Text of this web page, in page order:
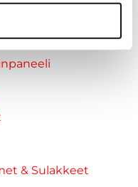
& Sulakkeet